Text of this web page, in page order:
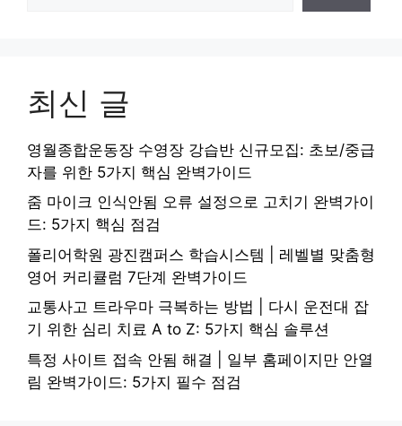
최신 글
영월종합운동장 수영장 강습반 신규모집: 초보/중급
자를 위한 5가지 핵심 완벽가이드
줌 마이크 인식안됨 오류 설정으로 고치기 완벽가이
드: 5가지 핵심 점검
폴리어학원 광진캠퍼스 학습시스템 | 레벨별 맞춤형
영어 커리큘럼 7단계 완벽가이드
교통사고 트라우마 극복하는 방법 | 다시 운전대 잡
기 위한 심리 치료 A to Z: 5가지 핵심 솔루션
특정 사이트 접속 안됨 해결 | 일부 홈페이지만 안열
림 완벽가이드: 5가지 필수 점검